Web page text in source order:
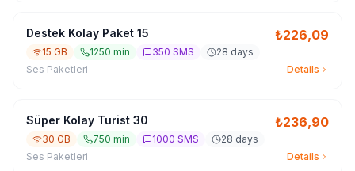
Destek Kolay Paket 15 ₺226,09
15 GB 1250 min 350 SMS
28 days
Ses Paketleri
Details
Süper Kolay Turist 30 ₺236,90
30 GB 750 min 1000 SMS
28 days
Ses Paketleri
Details